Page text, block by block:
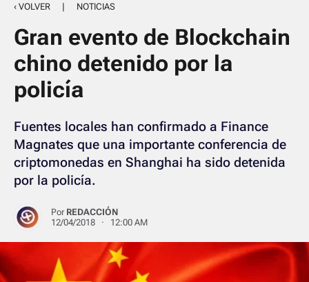
‹ VOLVER | NOTICIAS
Gran evento de Blockchain
chino detenido por la
policía
Fuentes locales han confirmado a Finance
Magnates que una importante conferencia de
criptomonedas en Shanghai ha sido detenida
por la policía.
Por REDACCIÓN
12/04/2018 · 12:00 AM